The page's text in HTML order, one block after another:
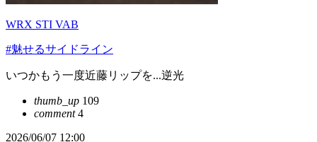
WRX STI VAB
#魅せるサイドライン
いつかもう一度近藤リップを...逆光
thumb_up 109
comment4
2026/06/07 12:00